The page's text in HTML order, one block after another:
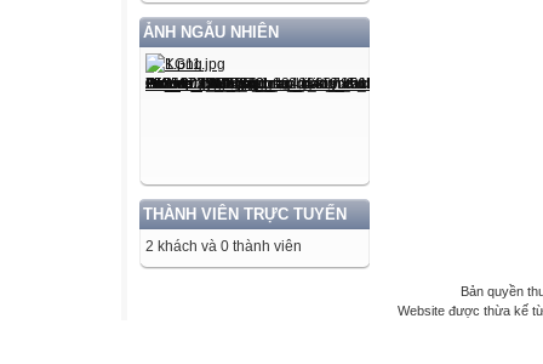
ẢNH NGẪU NHIÊN
THÀNH VIÊN TRỰC TUYẾN
2 khách và 0 thành viên
Bản quyền
Website được thừa kế